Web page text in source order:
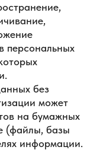
персональных
без
может
на бумажных
(файлы, базы
информации.